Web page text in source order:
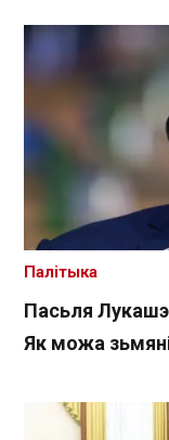
Пасьля
Як можа
Палітыка